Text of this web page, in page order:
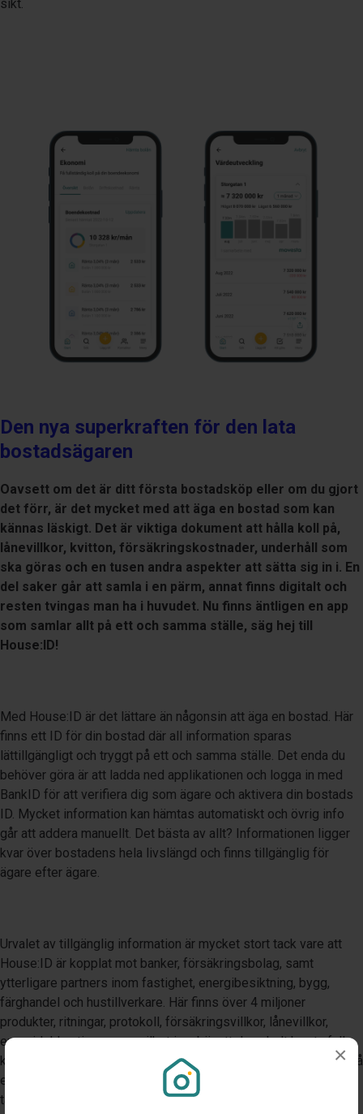
×
sikt.
Den nya superkraften för den lata
bostadsägaren
Oavsett om det är ditt första bostadsköp eller om du gjort
det förr, är det mycket med att äga en bostad som kan
kännas läskigt. Det är viktiga dokument att hålla koll på,
lånevillkor, kvitton, försäkringskostnader, underhåll som
ska göras och en tusen andra aspekter att sätta sig in i. En
del saker går att samla i en pärm, annat finns digitalt och
resten tvingas man ha i huvudet. Nu finns äntligen en app
som samlar allt på ett och samma ställe, säg hej till
House:ID!
Med House:ID är det lättare än någonsin att äga en bostad. Här
finns ett ID för din bostad där all information sparas
lättillgängligt och tryggt på ett och samma ställe. Det enda du
behöver göra är att ladda ned applikationen och logga in med
BankID för att verifiera dig som ägare och aktivera din bostads
ID. Mycket information kan hämtas automatiskt och övrig info
går att addera manuellt. Det bästa av allt? Informationen ligger
kvar över bostadens hela livslängd och finns tillgänglig för
ägare efter ägare.
Urvalet av tillgänglig information är mycket stort tack vare att
House:ID är kopplat mot banker, försäkringsbolag, samt
ytterligare partners inom fastighet, energibesiktning, bygg,
färghandel och hustillverkare. Här finns över 4 miljoner
produkter, ritningar, protokoll, försäkringsvillkor, lånevillkor,
energideklarationer m.m vilket innebär att du enkelt kan ta full
kontroll över allt det viktiga som rör din bostad och samla det på
ett och samma ställe. Med House:ID får du en superkraft som
tar något krångligt och rörigt till enkelt och överskådligt.